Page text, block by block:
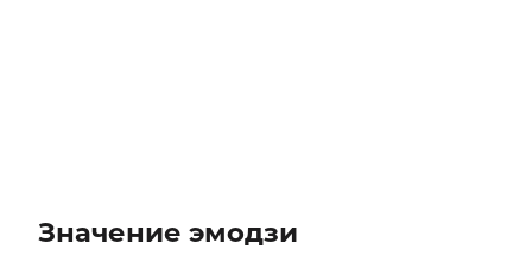
Значение эмодзи